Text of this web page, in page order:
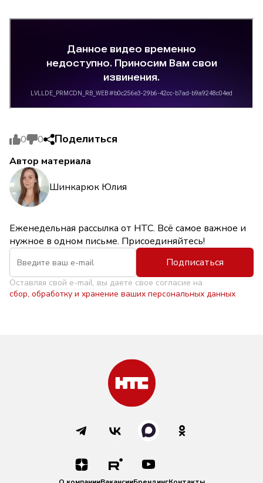
0 0 Поделиться
Автор материала
Шинкарюк Юлия
Еженедельная рассылка от НТС. Всё самое важное и
нужное в одном письме. Присоединяйтесь!
Подписаться
Оставляя свой e-mail, вы даете свое согласие на
сбор, обработку и хранение ваших персональных данных